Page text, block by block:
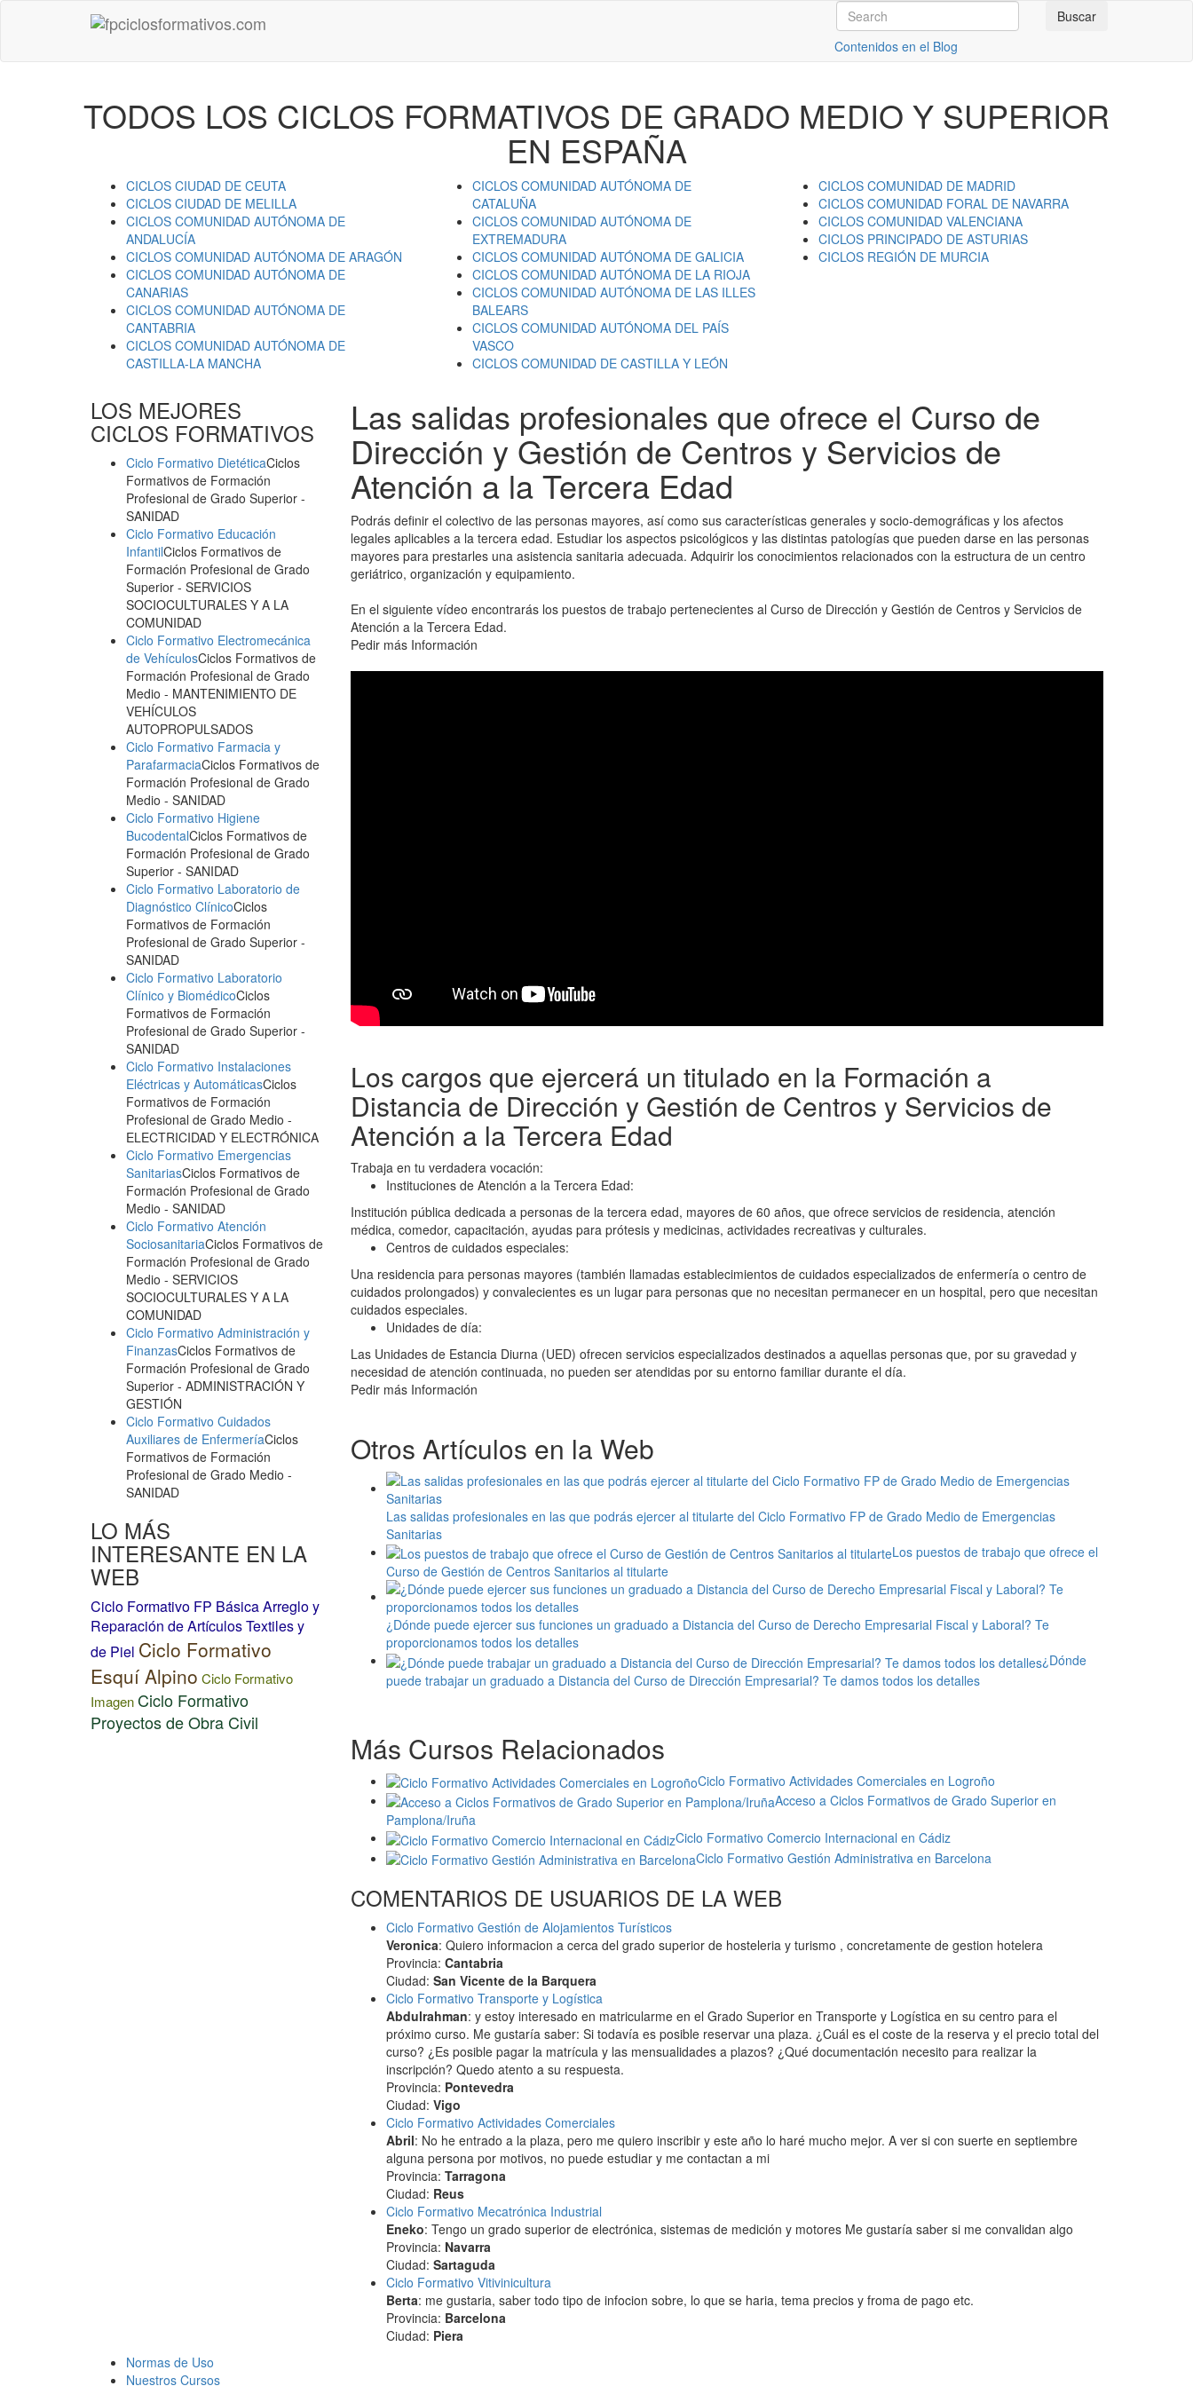
Contenidos en el Blog
TODOS LOS CICLOS FORMATIVOS DE GRADO MEDIO Y SUPERIOR
EN ESPAÑA
CICLOS CIUDAD DE CEUTA
CICLOS CIUDAD DE MELILLA
CICLOS COMUNIDAD AUTÓNOMA DE
ANDALUCÍA
CICLOS COMUNIDAD AUTÓNOMA DE ARAGÓN
CICLOS COMUNIDAD AUTÓNOMA DE
CANARIAS
CICLOS COMUNIDAD AUTÓNOMA DE
CANTABRIA
CICLOS COMUNIDAD AUTÓNOMA DE
CASTILLA-LA MANCHA
CICLOS COMUNIDAD AUTÓNOMA DE
CATALUÑA
CICLOS COMUNIDAD AUTÓNOMA DE
EXTREMADURA
CICLOS COMUNIDAD AUTÓNOMA DE GALICIA
CICLOS COMUNIDAD AUTÓNOMA DE LA RIOJA
CICLOS COMUNIDAD AUTÓNOMA DE LAS ILLES
BALEARS
CICLOS COMUNIDAD AUTÓNOMA DEL PAÍS
VASCO
CICLOS COMUNIDAD DE CASTILLA Y LEÓN
CICLOS COMUNIDAD DE MADRID
CICLOS COMUNIDAD FORAL DE NAVARRA
CICLOS COMUNIDAD VALENCIANA
CICLOS PRINCIPADO DE ASTURIAS
CICLOS REGIÓN DE MURCIA
Las salidas profesionales que ofrece el Curso de
Dirección y Gestión de Centros y Servicios de
Atención a la Tercera Edad
Podrás definir el colectivo de las personas mayores, así como sus características generales y socio-demográficas y los afectos
legales aplicables a la tercera edad. Estudiar los aspectos psicológicos y las distintas patologías que pueden darse en las personas
mayores para prestarles una asistencia sanitaria adecuada. Adquirir los conocimientos relacionados con la estructura de un centro
geriátrico, organización y equipamiento.
En el siguiente vídeo encontrarás los puestos de trabajo pertenecientes al Curso de Dirección y Gestión de Centros y Servicios de
Atención a la Tercera Edad.
Pedir más Información
Los cargos que ejercerá un titulado en la Formación a
Distancia de Dirección y Gestión de Centros y Servicios de
Atención a la Tercera Edad
Trabaja en tu verdadera vocación:
Instituciones de Atención a la Tercera Edad:
Institución pública dedicada a personas de la tercera edad, mayores de 60 años, que ofrece servicios de residencia, atención
médica, comedor, capacitación, ayudas para prótesis y medicinas, actividades recreativas y culturales.
Centros de cuidados especiales:
Una residencia para personas mayores (también llamadas establecimientos de cuidados especializados de enfermería o centro de
cuidados prolongados) y convalecientes es un lugar para personas que no necesitan permanecer en un hospital, pero que necesitan
cuidados especiales.
Unidades de día:
Las Unidades de Estancia Diurna (UED) ofrecen servicios especializados destinados a aquellas personas que, por su gravedad y
necesidad de atención continuada, no pueden ser atendidas por su entorno familiar durante el día.
Pedir más Información
Otros Artículos en la Web
Las salidas profesionales en las que podrás ejercer al titularte del Ciclo Formativo FP de Grado Medio de Emergencias
Sanitarias
Los puestos de trabajo que ofrece el
Curso de Gestión de Centros Sanitarios al titularte
¿Dónde puede ejercer sus funciones un graduado a Distancia del Curso de Derecho Empresarial Fiscal y Laboral? Te
proporcionamos todos los detalles
¿Dónde
puede trabajar un graduado a Distancia del Curso de Dirección Empresarial? Te damos todos los detalles
Más Cursos Relacionados
Ciclo Formativo Actividades Comerciales en Logroño
Acceso a Ciclos Formativos de Grado Superior en
Pamplona/Iruña
Ciclo Formativo Comercio Internacional en Cádiz
Ciclo Formativo Gestión Administrativa en Barcelona
COMENTARIOS DE USUARIOS DE LA WEB
Ciclo Formativo Gestión de Alojamientos Turísticos
Veronica: Quiero informacion a cerca del grado superior de hosteleri­a y turismo , concretamente de gestion hotelera
Provincia: Cantabria
Ciudad: San Vicente de la Barquera
Ciclo Formativo Transporte y Logística
Abdulrahman: y estoy interesado en matricularme en el Grado Superior en Transporte y Logística en su centro para el
próximo curso. Me gustaría saber: Si todavía es posible reservar una plaza. ¿Cuál es el coste de la reserva y el precio total del
curso? ¿Es posible pagar la matrícula y las mensualidades a plazos? ¿Qué documentación necesito para realizar la
inscripción? Quedo atento a su respuesta.
Provincia: Pontevedra
Ciudad: Vigo
Ciclo Formativo Actividades Comerciales
Abril: No he entrado a la plaza, pero me quiero inscribir y este año lo haré mucho mejor. A ver si con suerte en septiembre
alguna persona por motivos, no puede estudiar y me contactan a mi
Provincia: Tarragona
Ciudad: Reus
Ciclo Formativo Mecatrónica Industrial
Eneko: Tengo un grado superior de electrónica, sistemas de medición y motores Me gustaría saber si me convalidan algo
Provincia: Navarra
Ciudad: Sartaguda
Ciclo Formativo Vitivinicultura
Berta: me gustaria, saber todo tipo de infocion sobre, lo que se haria, tema precios y froma de pago etc.
Provincia: Barcelona
Ciudad: Piera
LOS MEJORES
CICLOS FORMATIVOS
Ciclo Formativo DietéticaCiclos
Formativos de Formación
Profesional de Grado Superior -
SANIDAD
Ciclo Formativo Educación
InfantilCiclos Formativos de
Formación Profesional de Grado
Superior - SERVICIOS
SOCIOCULTURALES Y A LA
COMUNIDAD
Ciclo Formativo Electromecánica
de VehículosCiclos Formativos de
Formación Profesional de Grado
Medio - MANTENIMIENTO DE
VEHÍCULOS
AUTOPROPULSADOS
Ciclo Formativo Farmacia y
ParafarmaciaCiclos Formativos de
Formación Profesional de Grado
Medio - SANIDAD
Ciclo Formativo Higiene
BucodentalCiclos Formativos de
Formación Profesional de Grado
Superior - SANIDAD
Ciclo Formativo Laboratorio de
Diagnóstico ClínicoCiclos
Formativos de Formación
Profesional de Grado Superior -
SANIDAD
Ciclo Formativo Laboratorio
Clínico y BiomédicoCiclos
Formativos de Formación
Profesional de Grado Superior -
SANIDAD
Ciclo Formativo Instalaciones
Eléctricas y AutomáticasCiclos
Formativos de Formación
Profesional de Grado Medio -
ELECTRICIDAD Y ELECTRÓNICA
Ciclo Formativo Emergencias
SanitariasCiclos Formativos de
Formación Profesional de Grado
Medio - SANIDAD
Ciclo Formativo Atención
SociosanitariaCiclos Formativos de
Formación Profesional de Grado
Medio - SERVICIOS
SOCIOCULTURALES Y A LA
COMUNIDAD
Ciclo Formativo Administración y
FinanzasCiclos Formativos de
Formación Profesional de Grado
Superior - ADMINISTRACIÓN Y
GESTIÓN
Ciclo Formativo Cuidados
Auxiliares de EnfermeríaCiclos
Formativos de Formación
Profesional de Grado Medio -
SANIDAD
LO MÁS
INTERESANTE EN LA
WEB
Ciclo Formativo FP Básica Arreglo y
Reparación de Artículos Textiles y
de Piel Ciclo Formativo
Esquí Alpino Ciclo Formativo
Imagen Ciclo Formativo
Proyectos de Obra Civil
Normas de Uso
Nuestros Cursos